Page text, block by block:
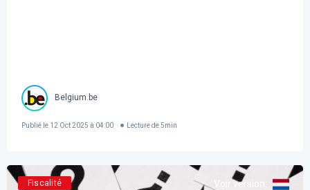
Belgium.be
Publié le 12 Oct 2025 à 04:00 Lecture de 5min
Fiscalité Voir version